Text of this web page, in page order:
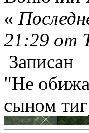
«
21:29 от
Записан
"Не
сыном